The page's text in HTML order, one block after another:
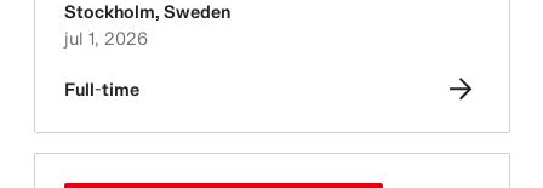
Stockholm, Sweden
jul 1, 2026
Full-time